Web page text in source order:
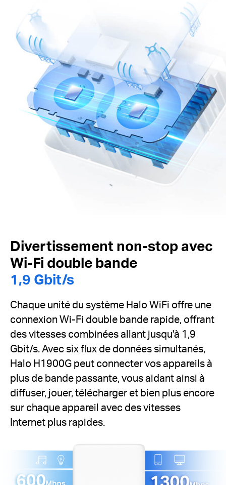
Divertissement non-stop avec
Wi-Fi double bande
1,9 Gbit/s
Chaque unité du système Halo WiFi offre une
connexion Wi-Fi double bande rapide, offrant
des vitesses combinées allant jusqu'à 1,9
Gbit/s.Avec six flux de données simultanés,
Halo H1900G peut connecter vos appareils à
plus de bande passante, vous aidant ainsi à
diffuser, jouer, télécharger et bien plus encore
sur chaque appareil avec des vitesses
Internet plus rapides.